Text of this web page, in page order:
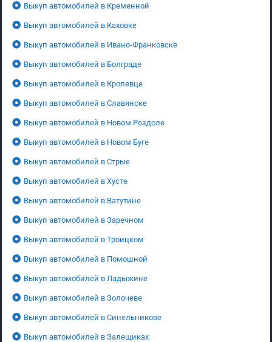
Выкуп автомобилей в Кременной
Выкуп автомобилей в Каховке
Выкуп автомобилей в Ивано-Франковске
Выкуп автомобилей в Болграде
Выкуп автомобилей в Кролевце
Выкуп автомобилей в Славянске
Выкуп автомобилей в Новом Роздоле
Выкуп автомобилей в Новом Буге
Выкуп автомобилей в Стрые
Выкуп автомобилей в Хусте
Выкуп автомобилей в Ватутине
Выкуп автомобилей в Заречном
Выкуп автомобилей в Троицком
Выкуп автомобилей в Помошной
Выкуп автомобилей в Ладыжине
Выкуп автомобилей в Золочеве
Выкуп автомобилей в Синельникове
Выкуп автомобилей в Залещиках